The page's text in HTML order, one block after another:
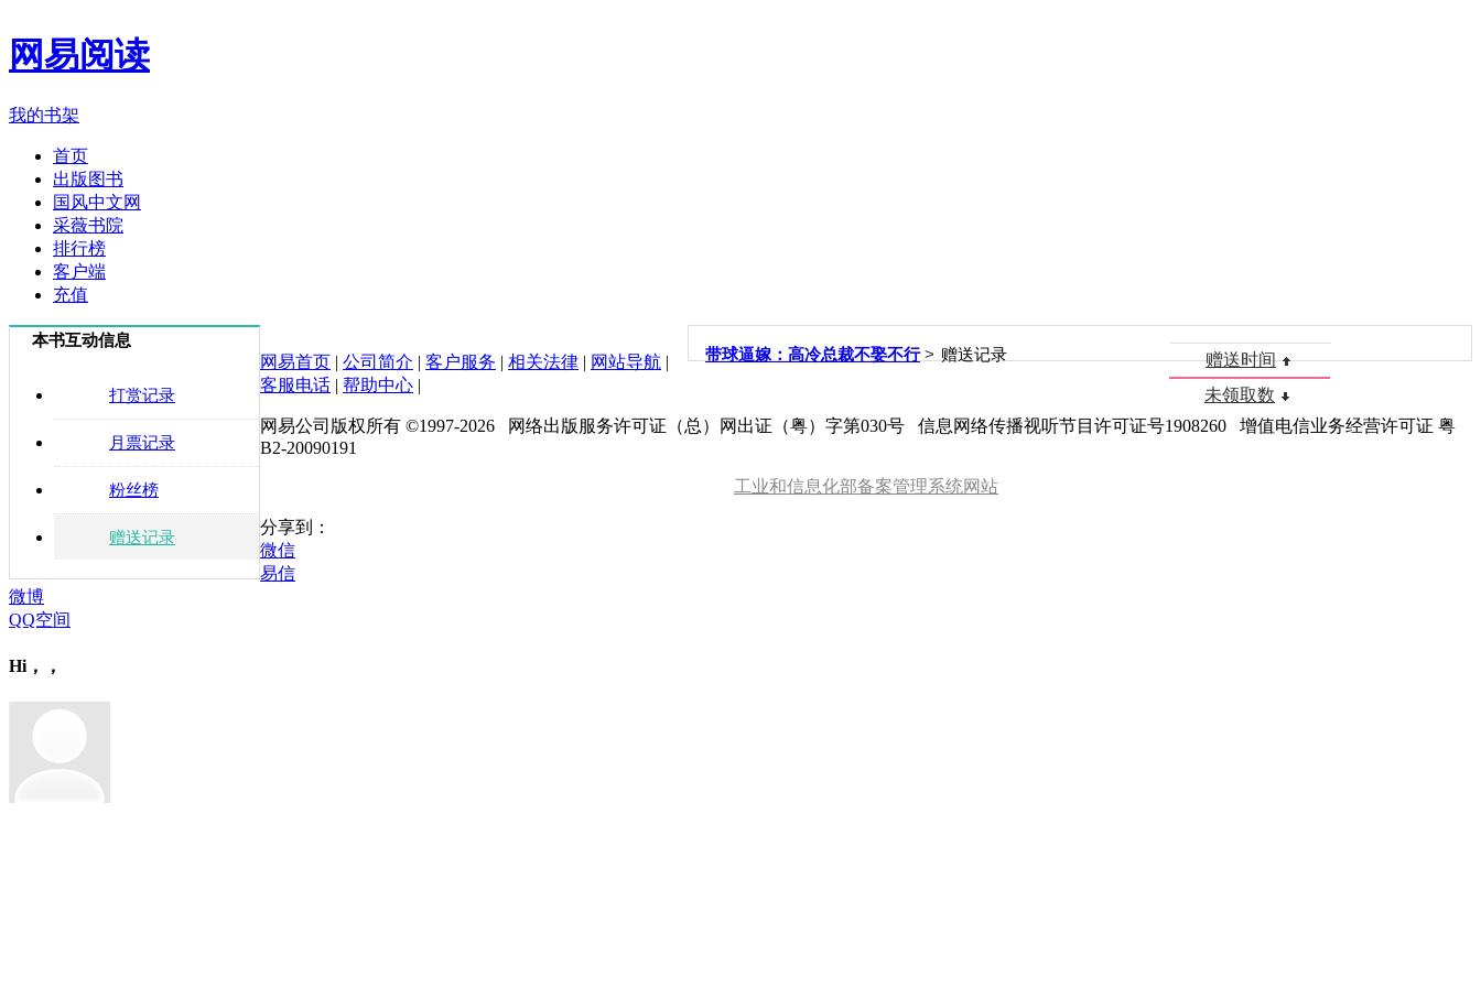
网易阅读
我的书架
首页
出版图书
国风中文网
采薇书院
排行榜
客户端
充值
本书互动信息
打赏记录
月票记录
粉丝榜
赠送记录
赠送时间
未领取数
带球逼嫁：高冷总裁不娶不行 > 赠送记录
网易首页 | 公司简介 | 客户服务 | 相关法律 | 网站导航 |
客服电话 | 帮助中心 |
网易公司版权所有 ©1997-2026 网络出版服务许可证（总）网出证（粤）字第030号 信息网络传播视听节目许可证号1908260 增值电信业务经营许可证 粤
B2-20090191
工业和信息化部备案管理系统网站
分享到：
微信
易信
微博
QQ空间
Hi，，